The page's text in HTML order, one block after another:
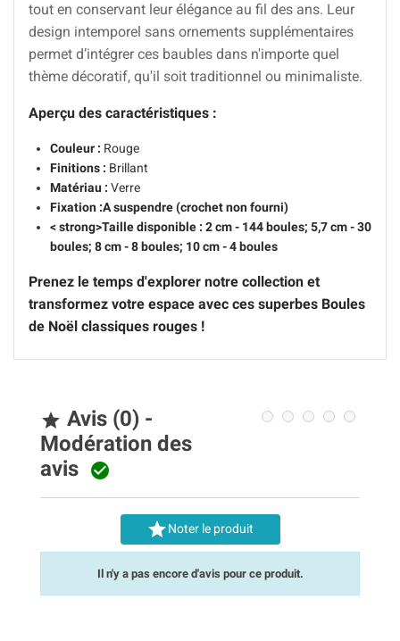
tout en conservant leur élégance au fil des ans. Leur
design intemporel sans ornements supplémentaires
permet d’intégrer ces baubles dans n'importe quel
thème décoratif, qu'il soit traditionnel ou minimaliste.
Aperçu des caractéristiques :
Couleur : Rouge
Finitions : Brillant
Matériau : Verre
Fixation :A suspendre (crochet non fourni)
< strong>Taille disponible : 2 cm - 144 boules; 5,7 cm - 30
boules; 8 cm - 8 boules; 10 cm - 4 boules
Prenez le temps d'explorer notre collection et
transformez votre espace avec ces superbes Boules
de Noël classiques rouges !
 Avis (0) -
Modération des
avis 
Noter le produit
Il n'y a pas encore d'avis pour ce produit.